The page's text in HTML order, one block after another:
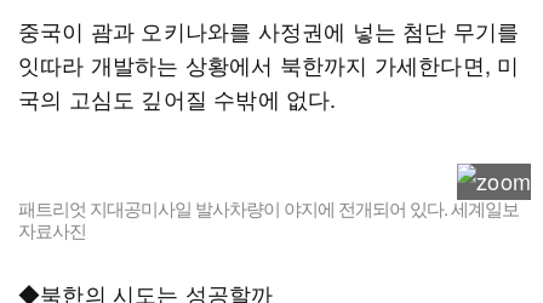
중국이 괌과 오키나와를 사정권에 넣는 첨단 무기를
잇따라 개발하는 상황에서 북한까지 가세한다면, 미
국의 고심도 깊어질 수밖에 없다.
패트리엇 지대공미사일 발사차량이 야지에 전개되어 있다. 세계일보
자료사진
◆북한의 시도는 성공할까